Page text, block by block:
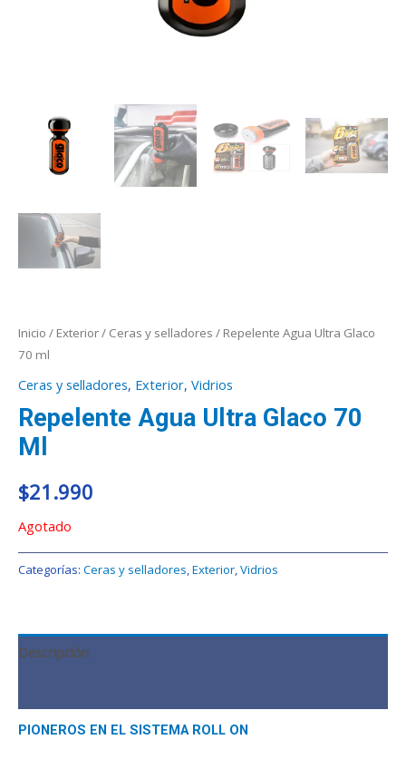
Inicio / Exterior/ Ceras y selladores / Repelente Agua Ultra Glaco
70 ml
Ceras y selladores, Exterior, Vidrios
Repelente Agua Ultra Glaco 70
Ml
$21.990
Agotado
Categorías: Ceras y selladores,Exterior,Vidrios
Descripción
PIONEROS EN EL SISTEMA ROLL ON